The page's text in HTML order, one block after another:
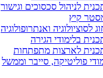
לניהול סכסוכים וגישור
קיץ
לסוציולוגיה ואנתרופולוגיה
בלימודי הגירה
לארצות מתפתחות
פוליטיקה, סייבר וממשל